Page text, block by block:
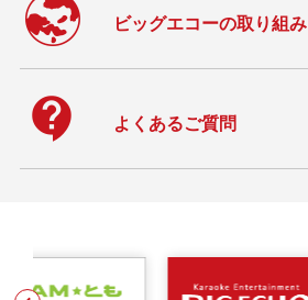
ビッグエコーの取り組み
contact_support よくあるご質問